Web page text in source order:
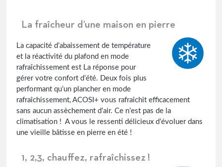
La fraîcheur d’une maison en pierre
La capacité d’abaissement de température
et la réactivité du plafond en mode
rafraîchissement est La réponse pour
gérer votre confort d’été. Deux fois plus
performant qu’un plancher en mode
rafraîchissement, ACOSI+ vous rafraîchit efficacement
sans aucun assèchement d’air. Ce n’est pas de la
climatisation ! A vous le ressenti délicieux d’évoluer dans
une vieille bâtisse en pierre en été !
1, 2,3, chauffez, rafraîchissez !